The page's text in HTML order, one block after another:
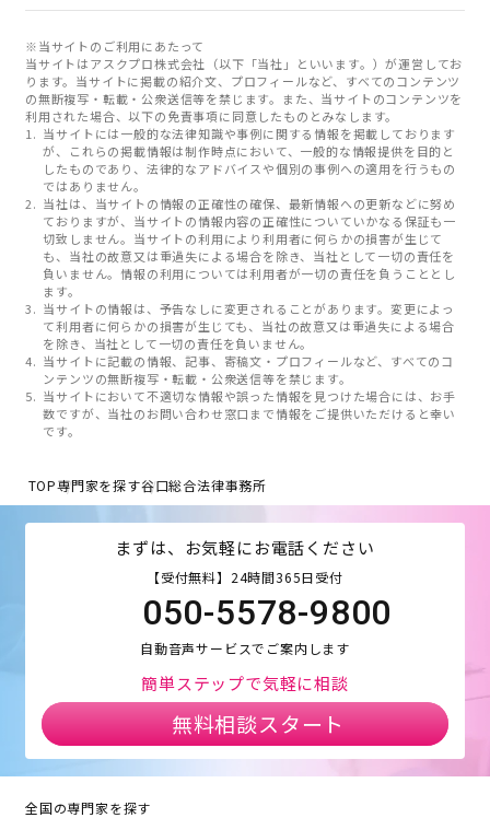
※当サイトのご利用にあたって
当サイトはアスクプロ株式会社（以下「当社」といいます。）が運営してお
ります。当サイトに掲載の紹介文、プロフィールなど、すべてのコンテンツ
の無断複写・転載・公衆送信等を禁じます。また、当サイトのコンテンツを
利用された場合、以下の免責事項に同意したものとみなします。
当サイトには一般的な法律知識や事例に関する情報を掲載しております
が、これらの掲載情報は制作時点において、一般的な情報提供を目的と
したものであり、法律的なアドバイスや個別の事例への適用を行うもの
ではありません。
当社は、当サイトの情報の正確性の確保、最新情報への更新などに努め
ておりますが、当サイトの情報内容の正確性についていかなる保証も一
切致しません。当サイトの利用により利用者に何らかの損害が生じて
も、当社の故意又は重過失による場合を除き、当社として一切の責任を
負いません。情報の利用については利用者が一切の責任を負うこととし
ます。
当サイトの情報は、予告なしに変更されることがあります。変更によっ
て利用者に何らかの損害が生じても、当社の故意又は重過失による場合
を除き、当社として一切の責任を負いません。
当サイトに記載の情報、記事、寄稿文・プロフィールなど、すべてのコ
ンテンツの無断複写・転載・公衆送信等を禁じます。
当サイトにおいて不適切な情報や誤った情報を見つけた場合には、お手
数ですが、当社のお問い合わせ窓口まで情報をご提供いただけると幸い
です。
TOP専門家を探す谷口総合法律事務所
まずは、お気軽にお電話ください
【受付無料】24時間365日受付
050-5578-9800
自動音声サービスでご案内します
簡単ステップで気軽に相談
無料相談スタート
全国の専門家を探す